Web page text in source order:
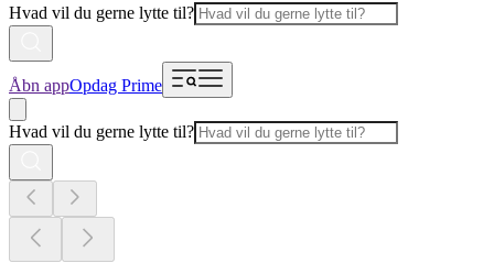
Hvad vil du gerne lytte til?
Åbn appOpdag Prime
Hvad vil du gerne lytte til?